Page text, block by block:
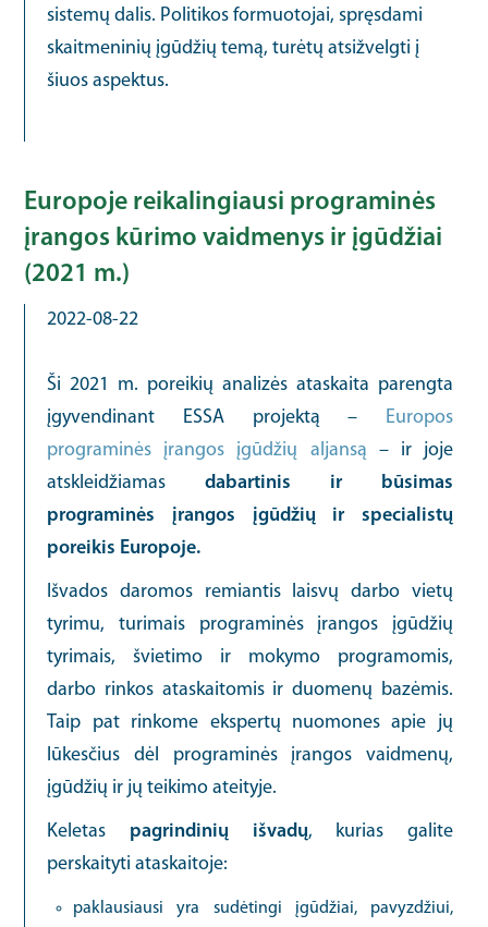
sistemų dalis. Politikos formuotojai, spręsdami
skaitmeninių įgūdžių temą, turėtų atsižvelgti į
šiuos aspektus.
Europoje reikalingiausi programinės
įrangos kūrimo vaidmenys ir įgūdžiai
(2021 m.)
2022-08-22
Ši 2021 m. poreikių analizės ataskaita parengta
įgyvendinant ESSA projektą – Europos
programinės įrangos įgūdžių aljansą – ir joje
atskleidžiamasdabartinis ir būsimas
programinės įrangos įgūdžių ir specialistų
poreikis Europoje.
Išvados daromos remiantis laisvų darbo vietų
tyrimu, turimais programinės įrangos įgūdžių
tyrimais, švietimo ir mokymo programomis,
darbo rinkos ataskaitomis ir duomenų bazėmis.
Taip pat rinkome ekspertų nuomones apie jų
lūkesčius dėl programinės įrangos vaidmenų,
įgūdžių ir jų teikimo ateityje.
Keletas pagrindinių išvadų, kurias galite
perskaityti ataskaitoje:
paklausiausi yra sudėtingi įgūdžiai, pavyzdžiui,